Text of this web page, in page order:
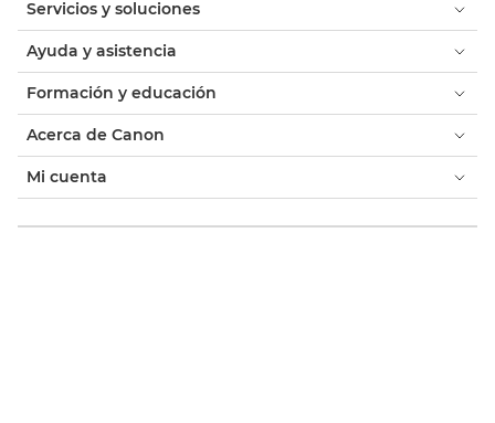
Servicios y soluciones
Ayuda y asistencia
Formación y educación
Acerca de Canon
Mi cuenta